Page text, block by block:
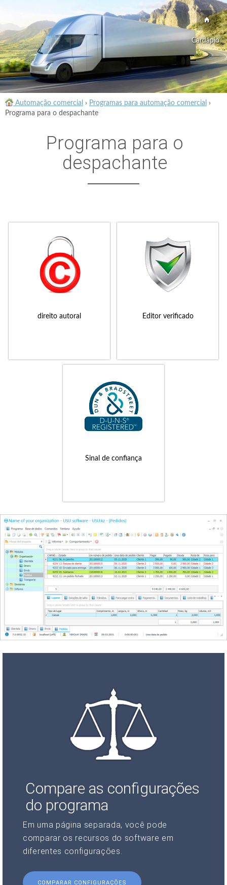
Cardápio
Automação comercial › Programas para automação comercial
›
Programa para o despachante
Programa para o
despachante
direito autoral Editor verificado
Sinal de confiança
Compare as configurações
do programa
Em uma página separada, você pode
comparar os recursos do software em
diferentes configurações.
COMPARAR CONFIGURAÇÕES